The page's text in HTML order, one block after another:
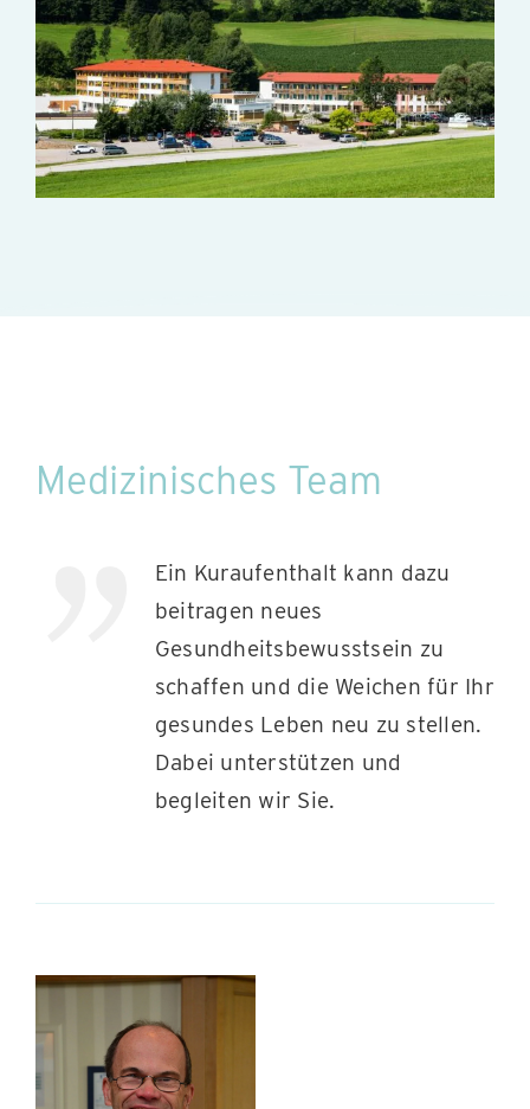
Medizinisches Team
Ein Kuraufenthalt kann dazu
beitragen neues
Gesundheitsbewusstsein zu
schaffen und die Weichen für Ihr
gesundes Leben neu zu stellen.
Dabei unterstützen und
begleiten wir Sie.